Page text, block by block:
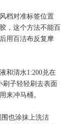
档对准标签位置
，这个方法不能百
用百洁布反复摩
和清水1:200兑在
刷子轻轻刷去表面
来冲马桶。
也涂抹上洗洁